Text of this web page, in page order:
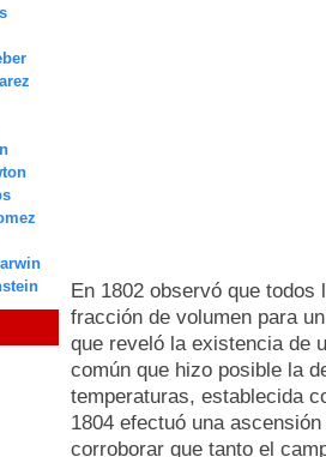
En 1802 observó que
fracción de volumen para
que reveló la existencia de
común que hizo posible la
temperaturas, establecida
1804 efectuó una
corroborar que tanto el